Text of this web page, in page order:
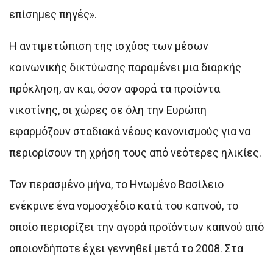
επίσημες πηγές».
Η αντιμετώπιση της ισχύος των μέσων
κοινωνικής δικτύωσης παραμένει μια διαρκής
πρόκληση, αν και, όσον αφορά τα προϊόντα
νικοτίνης, οι χώρες σε όλη την Ευρώπη
εφαρμόζουν σταδιακά νέους κανονισμούς για να
περιορίσουν τη χρήση τους από νεότερες ηλικίες.
Τον περασμένο μήνα, το Ηνωμένο Βασίλειο
ενέκρινε ένα νομοσχέδιο κατά του καπνού, το
οποίο περιορίζει την αγορά προϊόντων καπνού από
οποιονδήποτε έχει γεννηθεί μετά το 2008. Στα